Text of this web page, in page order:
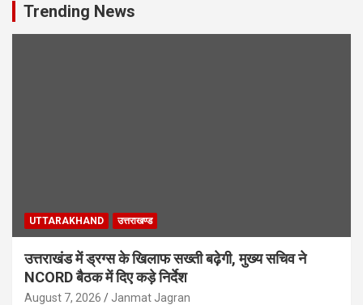
Trending News
UTTARAKHAND उत्तराखण्ड
उत्तराखंड में ड्रग्स के खिलाफ सख्ती बढ़ेगी, मुख्य सचिव ने
NCORD बैठक में दिए कड़े निर्देश
August 7, 2026 Janmat Jagran